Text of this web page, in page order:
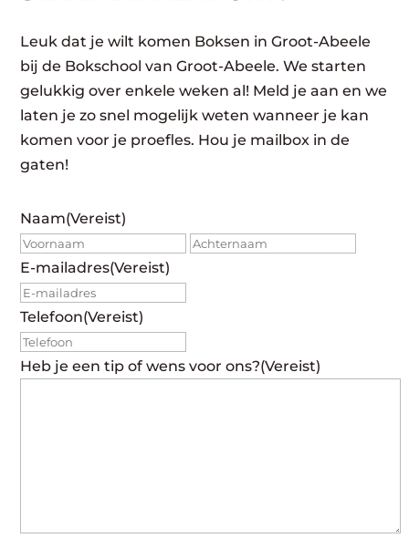
Leuk dat je wilt komen Boksen in Groot-Abeele
bij de Bokschool van Groot-Abeele. We starten
gelukkig over enkele weken al! Meld je aan en we
laten je zo snel mogelijk weten wanneer je kan
komen voor je proefles. Hou je mailbox in de
gaten!
Naam(Vereist)
Voornaam
E-mailadres(Vereist)
Telefoon(Vereist)
Heb je een tip of wens voor ons?(Vereist)